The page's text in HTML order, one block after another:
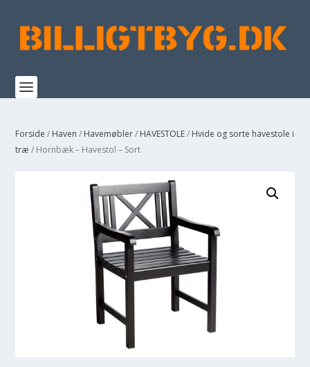
Forside / Haven / Havemøbler/ HAVESTOLE/ Hvide og sorte havestole i
træ / Hornbæk – Havestol – Sort